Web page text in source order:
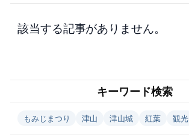
該当する記事がありません。
キーワード検索
もみじまつり 津山 津山城 紅葉 観光